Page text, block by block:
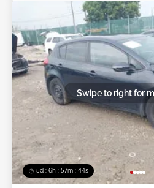
5d : 6h : 57m : 41s
Swipe to right for